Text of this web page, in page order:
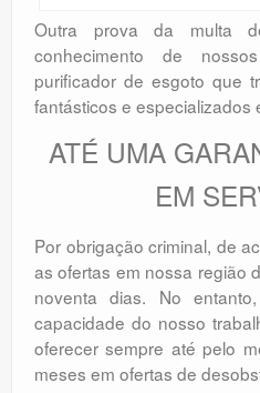
Outra prova da multa
conhecimento de
purificador de esgoto que
fantásticos e especializados
ATÉ UMA
EM
Por obrigação criminal, de
as ofertas em nossa região
noventa dias. No
capacidade do nosso
oferecer sempre até pelo
meses em ofertas de